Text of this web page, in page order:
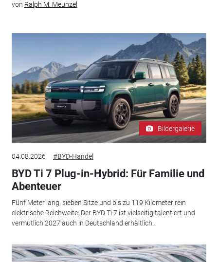
von Ralph M. Meunzel
Bildergalerie
04.08.2026 #BYD-Handel
BYD Ti 7 Plug-in-Hybrid: Für Familie und
Abenteuer
Fünf Meter lang, sieben Sitze und bis zu 119 Kilometer rein
elektrische Reichweite: Der BYD Ti 7 ist vielseitig talentiert und
vermutlich 2027 auch in Deutschland erhältlich.